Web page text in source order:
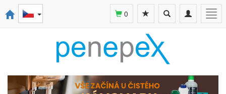
Toggle
navigation
Toggle
search
0